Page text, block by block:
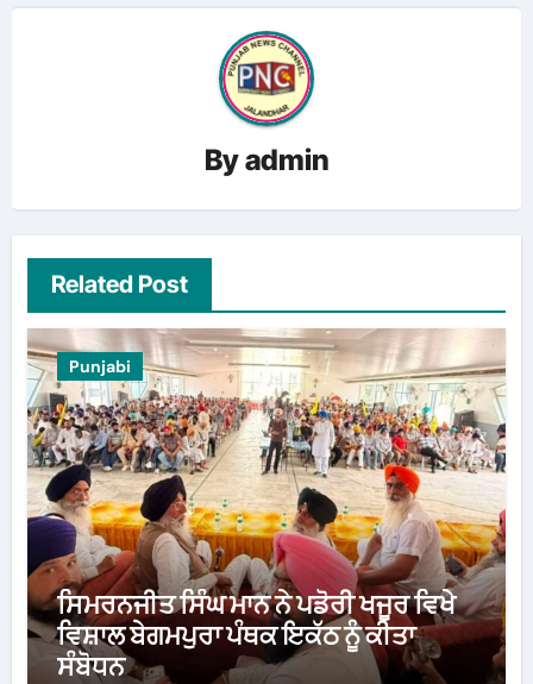
Byadmin
Related Post
Punjabi
ਸਿਮਰਨਜੀਤ ਸਿੰਘ ਮਾਨ ਨੇ ਪਡੋਰੀ ਖਜੂਰ ਵਿਖੇ
ਵਿਸ਼ਾਲ ਬੇਗਮਪੁਰਾ ਪੰਥਕ ਇਕੱਠ ਨੂੰ ਕੀਤਾ
ਸੰਬੋਧਨ